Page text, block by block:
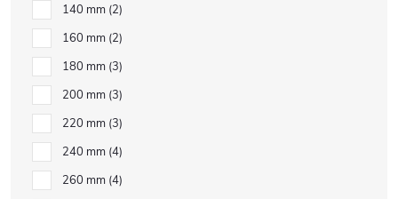
140 mm 2
160 mm 2
180 mm 3
200 mm 3
220 mm 3
240 mm 4
260 mm 4